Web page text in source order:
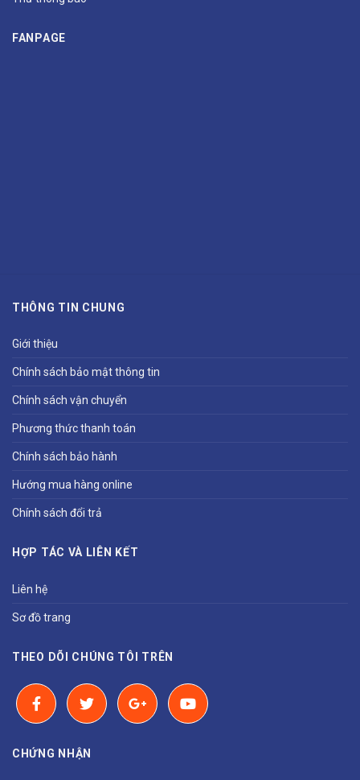
FANPAGE
THÔNG TIN CHUNG
Giới thiệu
Chính sách bảo mật thông tin
Chính sách vận chuyển
Phương thức thanh toán
Chính sách bảo hành
Hướng mua hàng online
Chính sách đổi trả
HỢP TÁC VÀ LIÊN KẾT
Liên hệ
Sơ đồ trang
THEO DÕI CHÚNG TÔI TRÊN
CHỨNG NHẬN